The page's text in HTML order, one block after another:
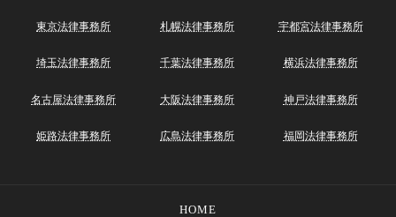
東京法律事務所 札幌法律事務所 宇都宮法律事務所
埼玉法律事務所 千葉法律事務所 横浜法律事務所
名古屋法律事務所 大阪法律事務所 神戸法律事務所
姫路法律事務所 広島法律事務所 福岡法律事務所
HOME